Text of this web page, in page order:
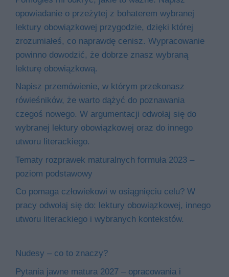
opowiadanie o przeżytej z bohaterem wybranej
lektury obowiązkowej przygodzie, dzięki której
zrozumiałeś, co naprawdę cenisz. Wypracowanie
powinno dowodzić, że dobrze znasz wybraną
lekturę obowiązkową.
Napisz przemówienie, w którym przekonasz
rówieśników, że warto dążyć do poznawania
czegoś nowego. W argumentacji odwołaj się do
wybranej lektury obowiązkowej oraz do innego
utworu literackiego.
Tematy rozprawek maturalnych formuła 2023 –
poziom podstawowy
Co pomaga człowiekowi w osiągnięciu celu? W
pracy odwołaj się do: lektury obowiązkowej, innego
utworu literackiego i wybranych kontekstów.
Nudesy – co to znaczy?
Pytania jawne matura 2027 – opracowania i